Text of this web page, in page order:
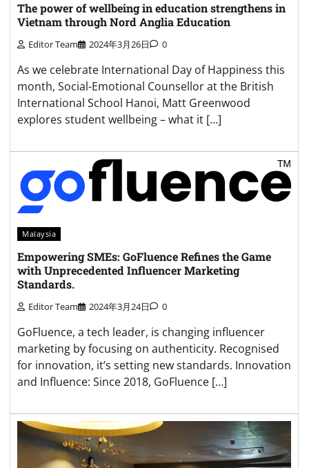
The power of wellbeing in education strengthens in
Vietnam through Nord Anglia Education
Editor Team 2024年3月26日 0
As we celebrate International Day of Happiness this
month, Social-Emotional Counsellor at the British
International School Hanoi, Matt Greenwood
explores student wellbeing – what it […]
Malaysia
Empowering SMEs: GoFluence Refines the Game
with Unprecedented Influencer Marketing
Standards.
Editor Team 2024年3月24日 0
GoFluence, a tech leader, is changing influencer
marketing by focusing on authenticity. Recognised
for innovation, it’s setting new standards. Innovation
and Influence: Since 2018, GoFluence […]